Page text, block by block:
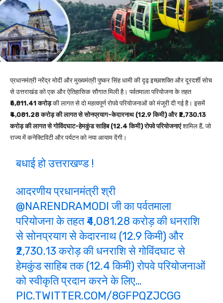
प्रधानमंत्री नरेंद्र मोदी और मुख्यमंत्री पुष्कर सिंह धामी की दृढ़ इच्छाशक्ति और दूरदर्शी सोच
से उत्तराखंड को एक और ऐतिहासिक सौगात मिली है। पर्वतमाला परियोजना के तहत
₹6,811.41 करोड़की लागत से दो महत्वपूर्ण रोपवे परियोजनाओं को मंजूरी दी गई है। इसमें
₹4,081.28 करोड़ की लागत से सोनप्रयाग-केदारनाथ (12.9 किमी) और ₹2,730.13
करोड़ की लागत से गोविंदघाट-हेमकुंड साहिब (12.4 किमी) रोपवे परियोजनाएंशामिल हैं, जो
राज्य में कनेक्टिविटी और पर्यटन को नया आयाम देंगी।
बधाई हो उत्तराखण्ड !
आदरणीय प्रधानमंत्री श्री
@NARENDRAMODIजी का पर्वतमाला
परियोजना के तहत ₹4,081.28 करोड़ की धनराशि
से सोनप्रयाग से केदारनाथ (12.9 किमी) और
₹2,730.13 करोड़ की धनराशि से गोविंदघाट से
हेमकुंड साहिब तक (12.4 किमी) रोपवे परियोजनाओं
को स्वीकृति प्रदान करने के लिए…
PIC.TWITTER.COM/8GFPQZJCGG